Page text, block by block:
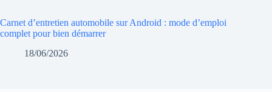
Carnet d’entretien automobile sur Android : mode d’emploi
complet pour bien démarrer
18/06/2026